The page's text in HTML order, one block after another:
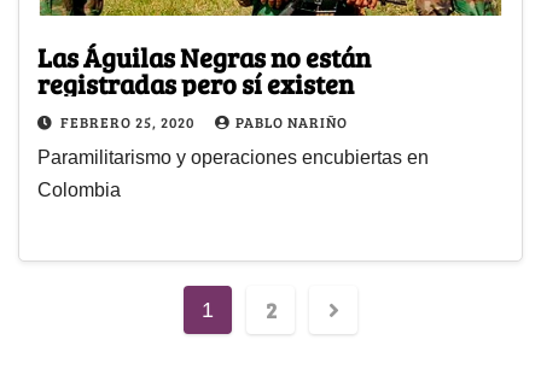
Las Águilas Negras no están
registradas pero sí existen
FEBRERO 25, 2020 PABLO NARIÑO
Paramilitarismo y operaciones encubiertas en
Colombia
1 2